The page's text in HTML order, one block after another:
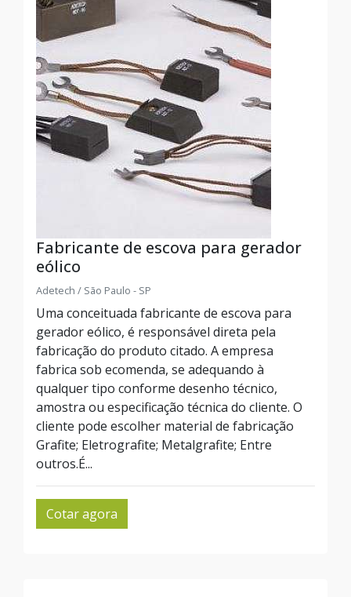
Fabricante de escova para gerador
eólico
Adetech / São Paulo - SP
Uma conceituada fabricante de escova para
gerador eólico, é responsável direta pela
fabricação do produto citado. A empresa
fabrica sob ecomenda, se adequando à
qualquer tipo conforme desenho técnico,
amostra ou especificação técnica do cliente. O
cliente pode escolher material de fabricação
Grafite; Eletrografite; Metalgrafite; Entre
outros.É...
Cotar agora